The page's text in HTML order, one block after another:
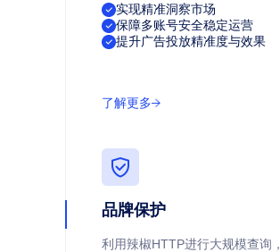
实现精准洞察市场
保障多账号安全稳定运营
提升广告投放精准度与效果
了解更多
品牌保护
利用辣椒HTTP进行大规模查询